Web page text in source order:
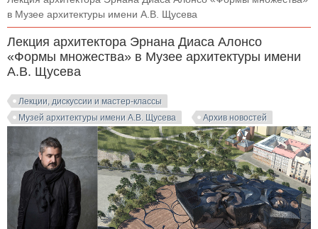
в Музее архитектуры имени А.В. Щусева
Лекция архитектора Эрнана Диаса Алонсо
«Формы множества» в Музее архитектуры имени
А.В. Щусева
Лекции, дискуссии и мастер-классы
Музей архитектуры имени А.В. Щусева
Архив новостей